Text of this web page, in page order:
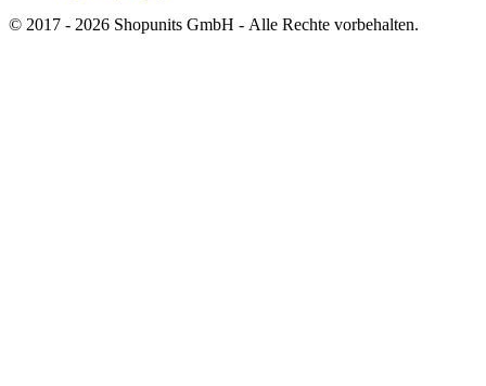
© 2017 - 2026 Shopunits GmbH - Alle Rechte vorbehalten.